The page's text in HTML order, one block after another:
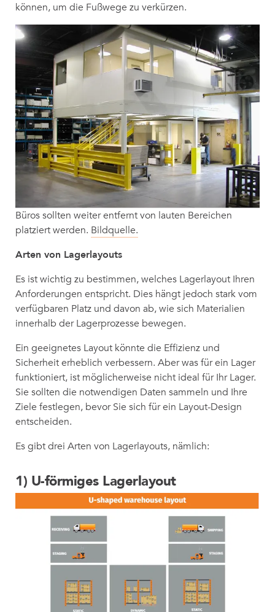
können, um die Fußwege zu verkürzen.
Büros sollten weiter entfernt von lauten Bereichen
platziert werden. Bildquelle.
Arten von Lagerlayouts
Es ist wichtig zu bestimmen, welches Lagerlayout Ihren
Anforderungen entspricht. Dies hängt jedoch stark vom
verfügbaren Platz und davon ab, wie sich Materialien
innerhalb der Lagerprozesse bewegen.
Ein geeignetes Layout könnte die Effizienz und
Sicherheit erheblich verbessern. Aber was für ein Lager
funktioniert, ist möglicherweise nicht ideal für Ihr Lager.
Sie sollten die notwendigen Daten sammeln und Ihre
Ziele festlegen, bevor Sie sich für ein Layout-Design
entscheiden.
Es gibt drei Arten von Lagerlayouts, nämlich:
1) U-förmiges Lagerlayout